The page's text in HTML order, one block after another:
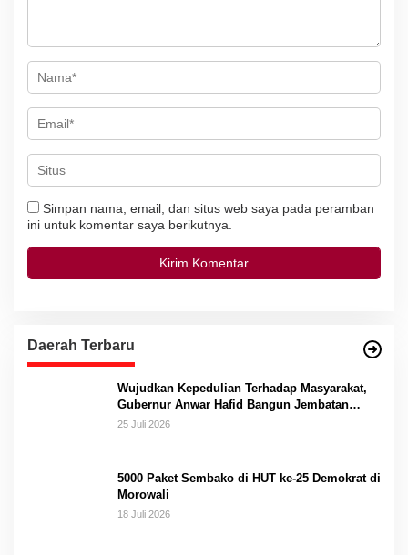
Simpan nama, email, dan situs web saya pada peramban
ini untuk komentar saya berikutnya.
Daerah Terbaru
Wujudkan Kepedulian Terhadap Masyarakat,
Gubernur Anwar Hafid Bangun Jembatan
Gantung Masungkang dengan Dana Pribadi
25 Juli 2026
5000 Paket Sembako di HUT ke-25 Demokrat di
Morowali
18 Juli 2026